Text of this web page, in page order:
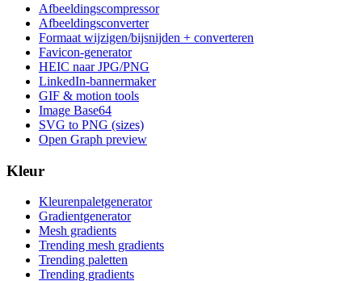
Afbeeldingscompressor
Afbeeldingsconverter
Formaat wijzigen/bijsnijden + converteren
Favicon-generator
HEIC naar JPG/PNG
LinkedIn-bannermaker
GIF & motion tools
Image Base64
SVG to PNG (sizes)
Open Graph preview
Kleur
Kleurenpaletgenerator
Gradientgenerator
Mesh gradients
Trending mesh gradients
Trending paletten
Trending gradients